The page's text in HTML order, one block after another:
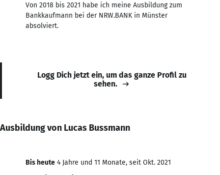
Von 2018 bis 2021 habe ich meine Ausbildung zum
Bankkaufmann bei der NRW.BANK in Münster
absolviert.
Logg Dich jetzt ein, um das ganze Profil zu
sehen.
Ausbildung von Lucas Bussmann
Bis heute 4 Jahre und 11 Monate, seit Okt. 2021